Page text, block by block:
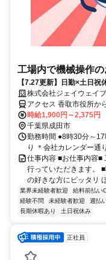
工場内で機械操作
【7.27更新】日勤×土日祝
株式会社ジェイウェイブ
アクセス 香取市役所か
時給1,900円～2,375円
千葉県成田市
勤務時間 ●8時30分～
り ＊会社カレンダー通り
仕事内容 ■お仕事内容■
行っていただきます。
の好きな方にピッタリ
業界未経験者歓迎 給料前払い
経験不問
未経験者歓迎 週払
長期休暇あり
土日祝休み
正社員